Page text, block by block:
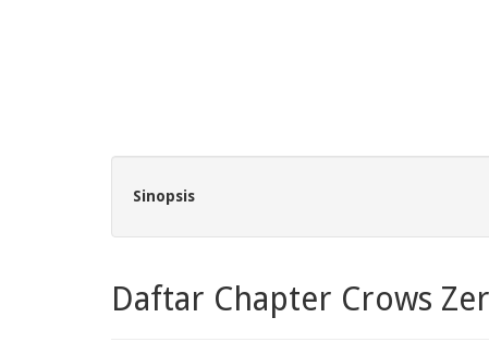
Sinopsis
Daftar Chapter Crows